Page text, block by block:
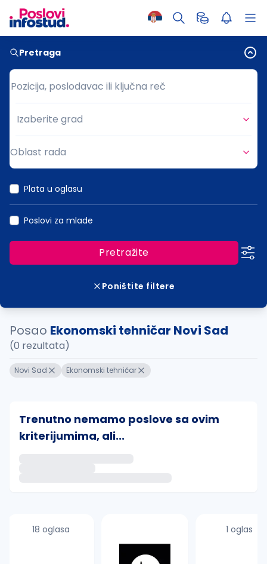
Pretraga
Pozicija, poslodavac ili ključna reč
Pozicija, poslodavac ili ključna reč
Grad
Izaberite grad
Oblast rada
Plata u oglasu
Poslovi za mlade
Pretražite
Poništite filtere
Posao Ekonomski tehničar Novi Sad
(0 rezultata)
Novi Sad Ekonomski tehničar
Trenutno nemamo poslove sa ovim
kriterijumima, ali...
18 oglasa 1 oglas